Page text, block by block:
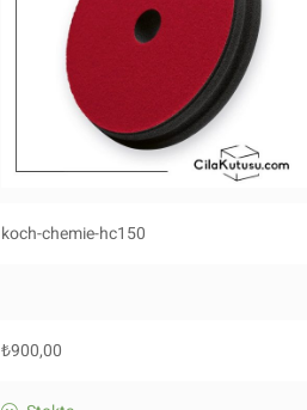
koch-chemie-hc150
₺900,00